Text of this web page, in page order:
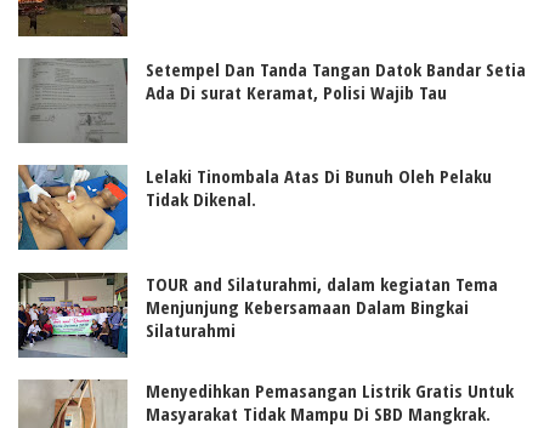
Setempel Dan Tanda Tangan Datok Bandar Setia
Ada Di surat Keramat, Polisi Wajib Tau
Lelaki Tinombala Atas Di Bunuh Oleh Pelaku
Tidak Dikenal.
TOUR and Silaturahmi, dalam kegiatan Tema
Menjunjung Kebersamaan Dalam Bingkai
Silaturahmi
Menyedihkan Pemasangan Listrik Gratis Untuk
Masyarakat Tidak Mampu Di SBD Mangkrak.